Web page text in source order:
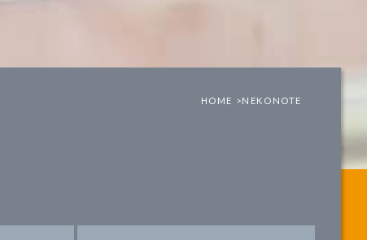
HOME >NEKONOTE